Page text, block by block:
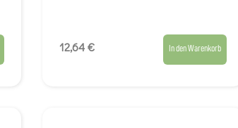
12,64 € In den Warenkorb